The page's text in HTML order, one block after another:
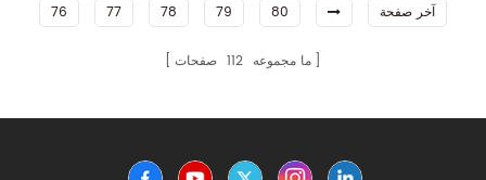
76
77 78 79 80 آخر صفحة
ما مجموعه 112 صفحات